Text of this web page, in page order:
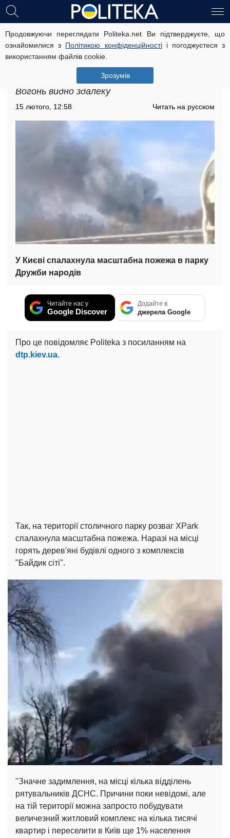
Продовжуючи переглядати Politeka.net Ви підтверджуєте, що
ознайомилися з Політикою конфіденційностіі погоджуєтеся з
використанням файлів cookie.
Зрозумів
Масштабна пожежа в Києві:
полум'ям охопило величезну
територію парку, відео та деталі з
Вогонь видно здалеку
15 лютого, 12:58 Читать на русском
У Києві спалахнула масштабна пожежа в парку
Дружби народів
Читайте нас у
Google Discover
Додайте в
джерела Google
Про це повідомляє Politeka з посиланням на
dtp.kiev.ua.
Так, на території столичного парку розваг XPark
спалахнула масштабна пожежа. Наразі на місці
горять дерев'яні будівлі одного з комплексів
"Байдик сіті".
"Значне задимлення, на місці кілька відділень
рятувальників ДСНС. Причини поки невідомі, але
на тій території можна запросто побудувати
величезний житловий комплекс на кілька тисячі
квартир і переселити в Київ ще 1% населення